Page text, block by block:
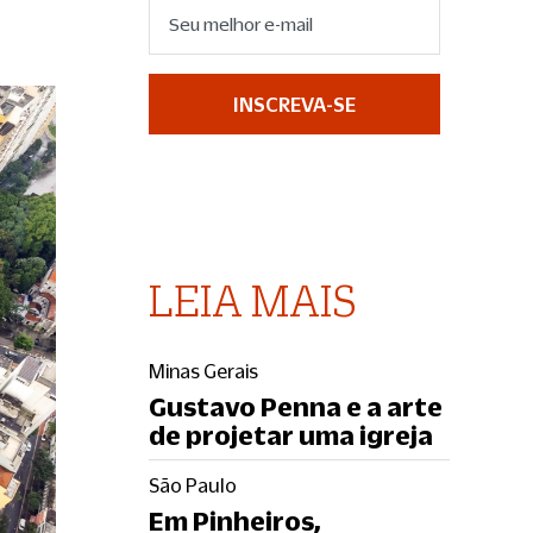
INSCREVA-SE
LEIA MAIS
Minas Gerais
Gustavo Penna e a arte
de projetar uma igreja
São Paulo
Em Pinheiros,